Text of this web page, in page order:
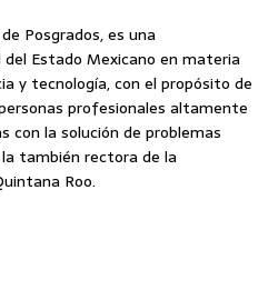
Posgrados, es una
Estado Mexicano en materia
y tecnología, con el propósito de
profesionales altamente
con la solución de problemas
también rectora de la
Roo.